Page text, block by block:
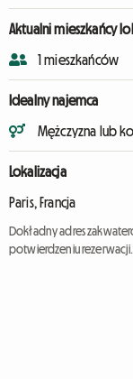
Aktualni mieszkańcy
1 mieszkańców
Idealny najemca
Mężczyzna lub
Lokalizacja
Paris, Francja
Dokładny adres
potwierdzeniu rezerwacji.